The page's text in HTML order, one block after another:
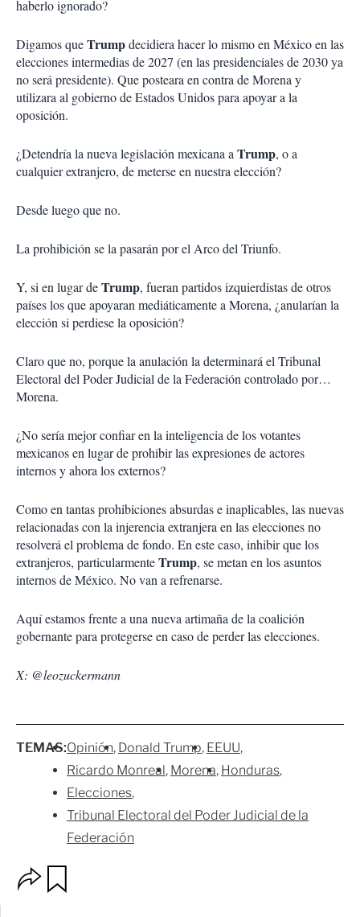
haberlo ignorado?
Digamos queTrumpdecidiera hacer lo mismo en México en las
elecciones intermedias de 2027 (en las presidenciales de 2030 ya
no será presidente). Que posteara en contra de Morena y
utilizara al gobierno de Estados Unidos para apoyar a la
oposición.
¿Detendría la nueva legislación mexicana a Trump, o a
cualquier extranjero, de meterse en nuestra elección?
Desde luego que no.
La prohibición se la pasarán por el Arco del Triunfo.
Y, si en lugar deTrump, fueran partidos izquierdistas de otros
países los que apoyaran mediáticamente a Morena, ¿anularían la
elección si perdiese la oposición?
Claro que no, porque la anulación la determinará el Tribunal
Electoral del Poder Judicial de la Federación controlado por…
Morena.
¿No sería mejor confiar en la inteligencia de los votantes
mexicanos en lugar de prohibir las expresiones de actores
internos y ahora los externos?
Como en tantas prohibiciones absurdas e inaplicables, las nuevas
relacionadas con la injerencia extranjera en las elecciones no
resolverá el problema de fondo. En este caso, inhibir que los
extranjeros, particularmenteTrump, se metan en los asuntos
internos de México. No van a refrenarse.
Aquí estamos frente a una nueva artimaña de la coalición
gobernante para protegerse en caso de perder las elecciones.
X: @leozuckermann
TEMAS:Opinión Donald Trump EEUU
Ricardo Monreal Morena Honduras
Elecciones
Tribunal Electoral del Poder Judicial de la
Federación
p